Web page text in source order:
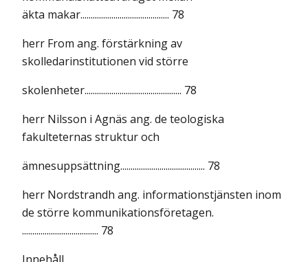
äkta makar........................................... 78
herr From ang. förstärkning av
skolledarinstitutionen vid större
skolenheter............................................... 78
herr Nilsson i Agnäs ang. de teologiska
fakulteternas struktur och
ämnesuppsättning......................................... 78
herr Nordstrandh ang. informationstjänsten inom
de större kommunikationsföretagen.
..................................... 78